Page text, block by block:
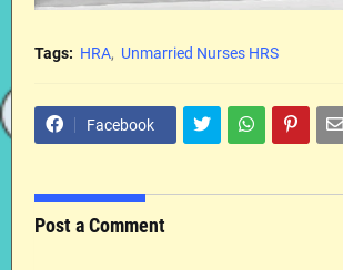
Tags: HRA Unmarried Nurses HRS
Facebook
Post a Comment